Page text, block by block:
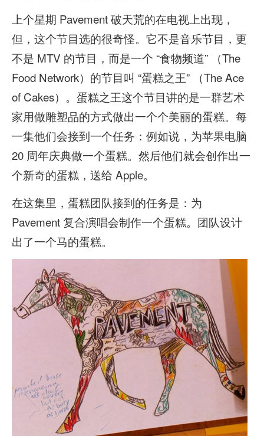
上个星期 Pavement 破天荒的在电视上出现，
但，这个节目选的很奇怪。它不是音乐节目，更
不是 MTV 的节目，而是一个 “食物频道” （The
Food Network）的节目叫 “蛋糕之王” （The Ace
of Cakes）。蛋糕之王这个节目讲的是一群艺术
家用做雕塑品的方式做出一个个美丽的蛋糕。每
一集他们会接到一个任务：例如说，为苹果电脑
20 周年庆典做一个蛋糕。然后他们就会创作出一
个新奇的蛋糕，送给 Apple。
在这集里，蛋糕团队接到的任务是：为
Pavement 复合演唱会制作一个蛋糕。团队设计
出了一个马的蛋糕。